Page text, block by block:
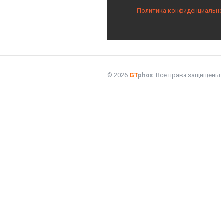
Политика
© 2026 GTphos. Все права защищены